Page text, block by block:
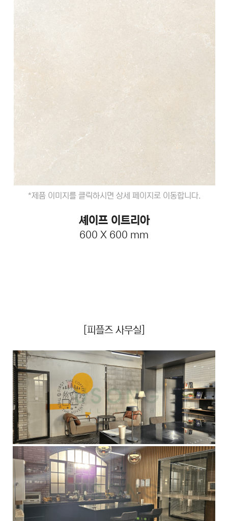
*제품 이미지를 클릭하시면 상세 페이지로 이동합니다.
셰이프 이트리아
600 X 600 mm
[피플즈 사무실]